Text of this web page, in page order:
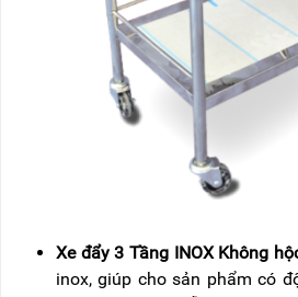
Xe đẩy 3 Tầng INOX Không
inox, giúp cho sản phẩm có